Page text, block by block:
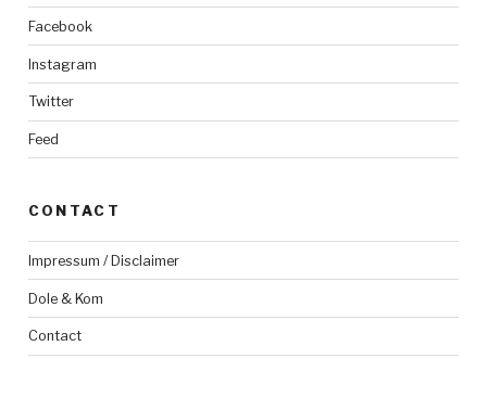
Facebook
Instagram
Twitter
Feed
CONTACT
Impressum / Disclaimer
Dole & Kom
Contact